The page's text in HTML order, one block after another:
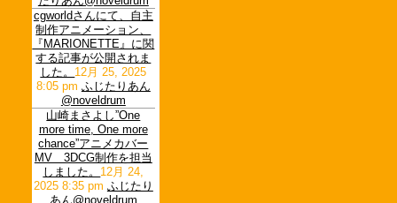
cgworldさんにて、自主
制作アニメーション、
『MARIONETTE』に関
する記事が公開されま
した。 12月 25, 2025
8:05 pm ふじたりあん
@noveldrum
山崎まさよし”One
more time, One more
chance”アニメカバー
MV 3DCG制作を担当
しました。 12月 24,
2025 8:35 pm ふじたり
あん@noveldrum